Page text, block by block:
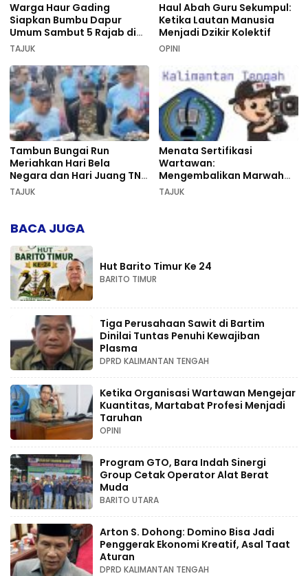
Warga Haur Gading
Siapkan Bumbu Dapur
Umum Sambut 5 Rajab di
Sekumpul
TAJUK
Haul Abah Guru Sekumpul:
Ketika Lautan Manusia
Menjadi Dzikir Kolektif
OPINI
Tambun Bungai Run
Meriahkan Hari Bela
Negara dan Hari Juang TNI
AD di Palangka Raya
TAJUK
Menata Sertifikasi
Wartawan:
Mengembalikan Marwah
Pers dan Keadilan
TAJUK
BACA JUGA
Hut Barito Timur Ke 24
BARITO TIMUR
Tiga Perusahaan Sawit di Bartim
Dinilai Tuntas Penuhi Kewajiban
Plasma
DPRD KALIMANTAN TENGAH
Ketika Organisasi Wartawan Mengejar
Kuantitas, Martabat Profesi Menjadi
Taruhan
OPINI
Program GTO, Bara Indah Sinergi
Group Cetak Operator Alat Berat
Muda
BARITO UTARA
Arton S. Dohong: Domino Bisa Jadi
Penggerak Ekonomi Kreatif, Asal Taat
Aturan
DPRD KALIMANTAN TENGAH